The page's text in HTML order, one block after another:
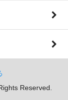
Reserved.